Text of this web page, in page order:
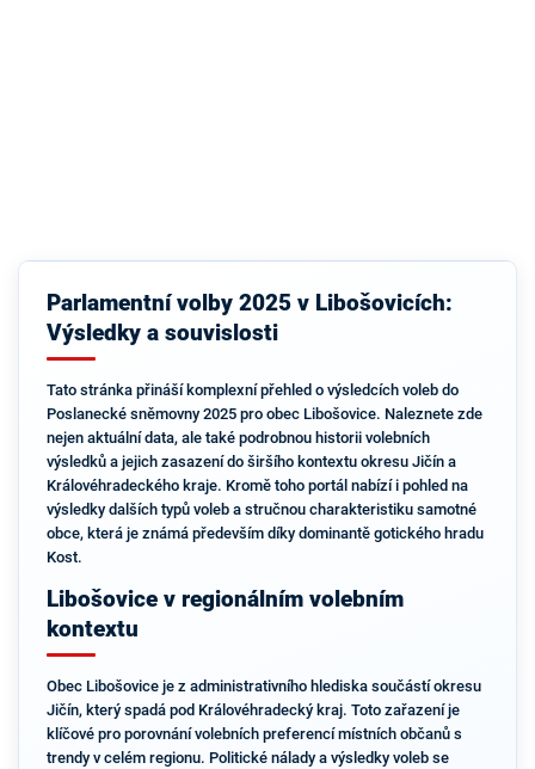
Parlamentní volby 2025 v Libošovicích:
Výsledky a souvislosti
Tato stránka přináší komplexní přehled o výsledcích voleb do
Poslanecké sněmovny 2025 pro obec Libošovice. Naleznete zde
nejen aktuální data, ale také podrobnou historii volebních
výsledků a jejich zasazení do širšího kontextu okresu Jičín a
Královéhradeckého kraje. Kromě toho portál nabízí i pohled na
výsledky dalších typů voleb a stručnou charakteristiku samotné
obce, která je známá především díky dominantě gotického hradu
Kost.
Libošovice v regionálním volebním
kontextu
Obec Libošovice je z administrativního hlediska součástí okresu
Jičín, který spadá pod Královéhradecký kraj. Toto zařazení je
klíčové pro porovnání volebních preferencí místních občanů s
trendy v celém regionu. Politické nálady a výsledky voleb se